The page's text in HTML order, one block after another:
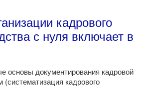
кадрового
с нуля включает в
основы документирования кадровой
кадрового